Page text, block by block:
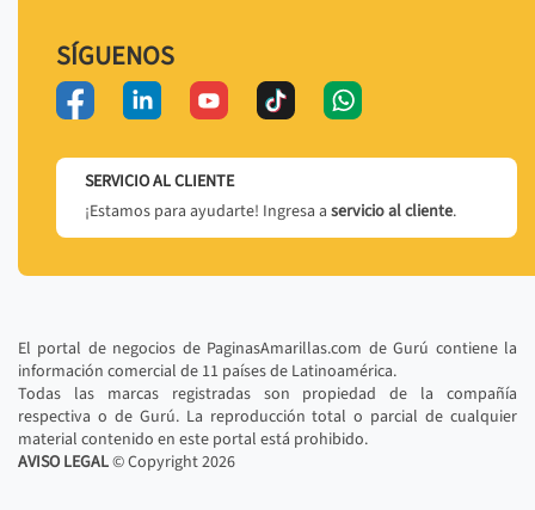
SÍGUENOS
SERVICIO AL CLIENTE
¡Estamos para ayudarte! Ingresa a servicio al cliente.
El portal de negocios de PaginasAmarillas.com de Gurú contiene la
información comercial de 11 países de Latinoamérica.
Todas las marcas registradas son propiedad de la compañía
respectiva o de Gurú. La reproducción total o parcial de cualquier
material contenido en este portal está prohibido.
AVISO LEGAL© Copyright2026